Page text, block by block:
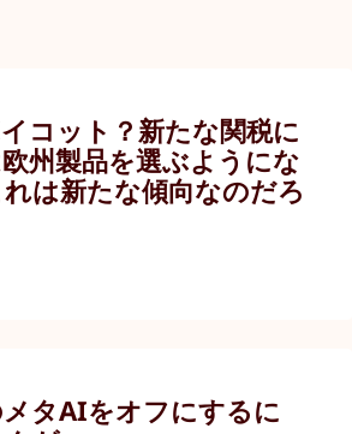
コット？新たな関税に
州製品を選ぶようにな
は新たな傾向なのだろ
タAIをオフにするに